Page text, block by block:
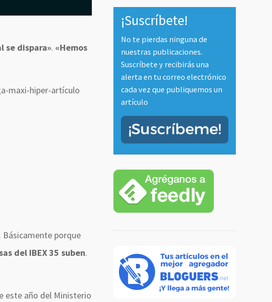
se dispara». «Hemos
maxi-hiper-artículo
. Básicamente porque
del IBEX 35 suben.
este año del Ministerio
¡Suscríbete!
No te pierdas ninguna de
nuestras publicaciones.
Suscríbete y recibirás una
alerta en tu correo electrónico
cada vez que publiquemos un
artículo